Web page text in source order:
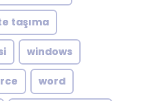
taşıma
windows
word